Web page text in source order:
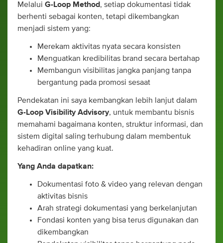
Melalui G-Loop Method, setiap dokumentasi tidak
berhenti sebagai konten, tetapi dikembangkan
menjadi sistem yang:
Merekam aktivitas nyata secara konsisten
Menguatkan kredibilitas brand secara bertahap
Membangun visibilitas jangka panjang tanpa
bergantung pada promosi sesaat
Pendekatan ini saya kembangkan lebih lanjut dalam
G-Loop Visibility Advisory, untuk membantu bisnis
memahami bagaimana konten, struktur informasi, dan
sistem digital saling terhubung dalam membentuk
kehadiran online yang kuat.
Yang Anda dapatkan:
Dokumentasi foto & video yang relevan dengan
aktivitas bisnis
Arah strategi dokumentasi yang berkelanjutan
Fondasi konten yang bisa terus digunakan dan
dikembangkan